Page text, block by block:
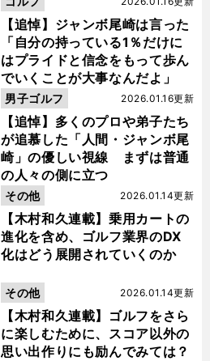
【追悼】ジャンボ尾崎は言った
「自分の持っている1％だけに
はプライドと信念をもって歩ん
でいくことが大事なんだよ」
【追悼】多くのプロや弟子たち
が追慕した「人間・ジャンボ尾
崎」の優しい視線 まずは普通
の人々の側に立つ
2026.01.16更新
男子ゴルフ
【木村和久連載】乗用カートの
進化を含め、ゴルフ業界のDX
化はどう展開されていくのか
2026.01.14更新
その他
【木村和久連載】ゴルフをさら
に楽しむために、スコア以外の
思い出作りにも励んでみては？
2026.01.14更新
その他